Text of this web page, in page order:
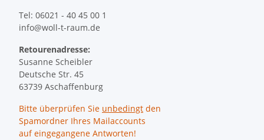
Tel: 06021 - 40 45 00 1
info@woll-t-raum.de
Retourenadresse:
Susanne Scheibler
Deutsche Str. 45
63739 Aschaffenburg
Bitte überprüfen Sie unbedingt den
Spamordner Ihres Mailaccounts
auf eingegangene Antworten!